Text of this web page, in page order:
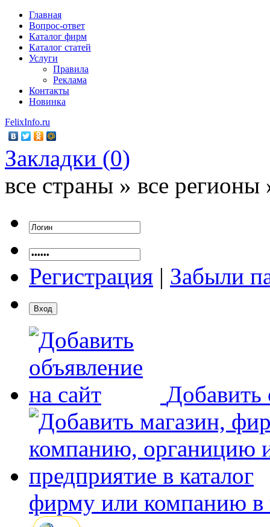
Главная
Вопрос-ответ
Каталог фирм
Каталог статей
Услуги
Правила
Реклама
Контакты
Новинка
FelixInfo.ru
Закладки (0)
все страны » все регионы
Регистрация | Забыли
Добавить
фирму или компанию в